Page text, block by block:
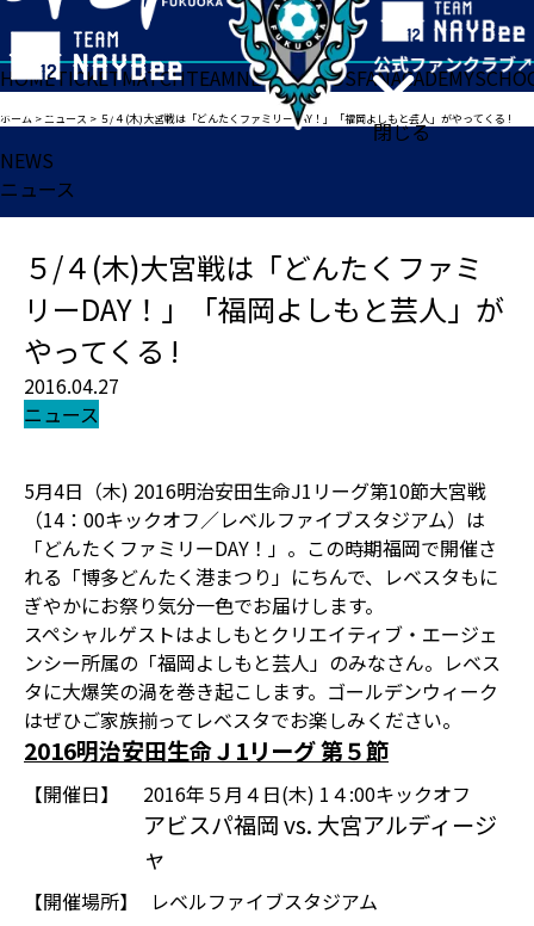
閉じる
HOMETICKETMATCHTEAMNEWSGOODSFANACADEMY
ホーム >ニュース > ５/４(木)大宮戦は「どんたくファミリーDAY！」「福岡よしもと芸人」がやってくる !
NEWS
ニュース
５/４(木)大宮戦は「どんたくファミ
リーDAY！」「福岡よしもと芸人」が
やってくる !
2016.04.27
ニュース
5月4日（木) 2016明治安田生命J1リーグ第10節大宮戦
（14：00キックオフ／レベルファイブスタジアム）は
「どんたくファミリーDAY！」。この時期福岡で開催さ
れる「博多どんたく港まつり」にちんで、レベスタもに
ぎやかにお祭り気分一色でお届けします。
スペシャルゲストはよしもとクリエイティブ・エージェ
ンシー所属の「福岡よしもと芸人」のみなさん。レベス
タに大爆笑の渦を巻き起こします。ゴールデンウィーク
はぜひご家族揃ってレベスタでお楽しみください。
2016明治安田生命Ｊ1リーグ 第５節
【開催日】 2016年５月４日(木) 1４:00キックオフ
アビスパ福岡 vs. 大宮アルディージ
ャ
【開催場所】 レベルファイブスタジアム